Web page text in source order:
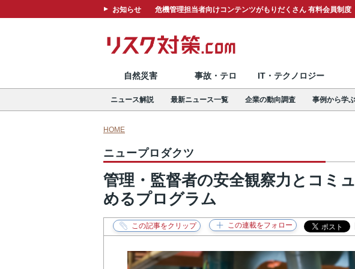
お知らせ 危機管理担当者向けコンテンツがもりだくさん 有料会員制度
自然災害 事故・テロ IT・テクノロジー
ニュース解説 最新ニュース一覧 企業の動向調査 事例から学ぶ
HOME
ニュープロダクツ
管理・監督者の安全観察力とコミ
めるプログラム